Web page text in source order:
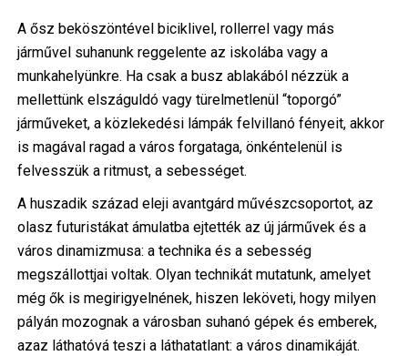
A ősz beköszöntével biciklivel, rollerrel vagy más
járművel suhanunk reggelente az iskolába vagy a
munkahelyünkre. Ha csak a busz ablakából nézzük a
mellettünk elszáguldó vagy türelmetlenül “toporgó”
járműveket, a közlekedési lámpák felvillanó fényeit, akkor
is magával ragad a város forgataga, önkéntelenül is
felvesszük a ritmust, a sebességet.
A huszadik század eleji avantgárd művészcsoportot, az
olasz futuristákat ámulatba ejtették az új járművek és a
város dinamizmusa: a technika és a sebesség
megszállottjai voltak. Olyan technikát mutatunk, amelyet
még ők is megirigyelnének, hiszen leköveti, hogy milyen
pályán mozognak a városban suhanó gépek és emberek,
azaz láthatóvá teszi a láthatatlant: a város dinamikáját.